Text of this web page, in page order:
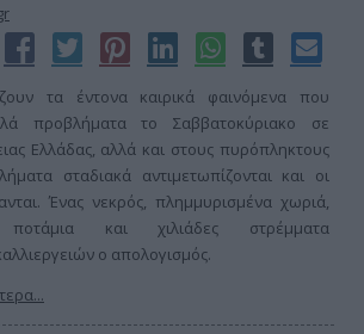
τα έντονα καιρικά φαινόμενα που
προβλήματα το Σαββατοκύριακο σε
Ελλάδας, αλλά και στους πυρόπληκτους
σταδιακά αντιμετωπίζονται και οι
Ένας νεκρός, πλημμυρισμένα χωριά,
ποτάμια και χιλιάδες στρέμματα
ο απολογισμός.